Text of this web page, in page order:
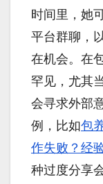
时间里，她
平台群聊，
在机会。在
罕见，尤其
会寻求外部
例，比如包
作失败？经
种过度分享